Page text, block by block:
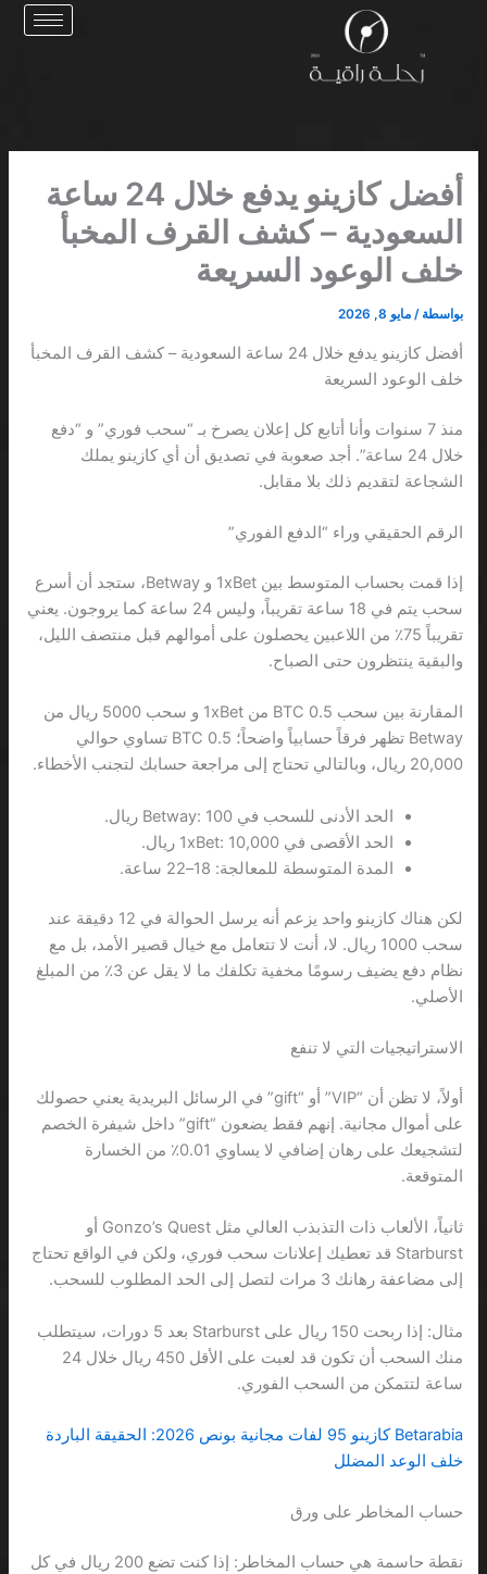
أفضل كازينو يدفع خلال 24 ساعة
السعودية – كشف القرف المخبأ
خلف الوعود السريعة
بواسطة /مايو 8, 2026
أفضل كازينو يدفع خلال 24 ساعة السعودية – كشف القرف المخبأ
خلف الوعود السريعة
منذ 7 سنوات وأنا أتابع كل إعلان يصرخ بـ “سحب فوري” و “دفع
خلال 24 ساعة”. أجد صعوبة في تصديق أن أي كازينو يملك
الشجاعة لتقديم ذلك بلا مقابل.
الرقم الحقيقي وراء “الدفع الفوري”
إذا قمت بحساب المتوسط بين 1xBet و Betway، ستجد أن أسرع
سحب يتم في 18 ساعة تقريباً، وليس 24 ساعة كما يروجون. يعني
تقريباً 75٪ من اللاعبين يحصلون على أموالهم قبل منتصف الليل،
والبقية ينتظرون حتى الصباح.
المقارنة بين سحب 0.5 BTC من 1xBet و سحب 5000 ريال من
Betway تظهر فرقاً حسابياً واضحاً؛ 0.5 BTC تساوي حوالي
20,000 ريال، وبالتالي تحتاج إلى مراجعة حسابك لتجنب الأخطاء.
الحد الأدنى للسحب في Betway: 100 ريال.
الحد الأقصى في 1xBet: 10,000 ريال.
المدة المتوسطة للمعالجة: 18–22 ساعة.
لكن هناك كازينو واحد يزعم أنه يرسل الحوالة في 12 دقيقة عند
سحب 1000 ريال. لا، أنت لا تتعامل مع خيال قصير الأمد، بل مع
نظام دفع يضيف رسومًا مخفية تكلفك ما لا يقل عن 3٪ من المبلغ
الأصلي.
الاستراتيجيات التي لا تنفع
أولاً، لا تظن أن “VIP” أو “gift” في الرسائل البريدية يعني حصولك
على أموال مجانية. إنهم فقط يضعون “gift” داخل شيفرة الخصم
لتشجيعك على رهان إضافي لا يساوي 0.01٪ من الخسارة
المتوقعة.
ثانياً، الألعاب ذات التذبذب العالي مثل Gonzo’s Quest أو
Starburst قد تعطيك إعلانات سحب فوري، ولكن في الواقع تحتاج
إلى مضاعفة رهانك 3 مرات لتصل إلى الحد المطلوب للسحب.
مثال: إذا ربحت 150 ريال على Starburst بعد 5 دورات، سيتطلب
منك السحب أن تكون قد لعبت على الأقل 450 ريال خلال 24
ساعة لتتمكن من السحب الفوري.
Betarabia كازينو 95 لفات مجانية بونص 2026: الحقيقة الباردة
خلف الوعد المضلل
حساب المخاطر على ورق
نقطة حاسمة هي حساب المخاطر: إذا كنت تضع 200 ريال في كل